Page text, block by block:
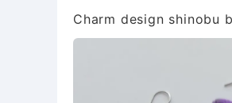
Charm design shinobu